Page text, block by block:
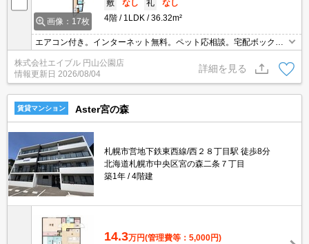
画像：17枚
敷 なし 礼
なし
4階
1LDK 36.32m²
エアコン付き。インターネット無料。ペット応相談。宅配ボックス
あり。オートロック。システムキッチン。シャワー付トイレ。バ
ス・トイレ別。ロードヒーティング。エレベーターあり。初期費用
カード払い可。
株式会社エイブル 円山公園店
情報更新日 2026/08/04
詳細を見る
賃貸マンション Aster宮の森
札幌市営地下鉄東西線/西２８丁目駅 徒歩8分
北海道札幌市中央区宮の森二条７丁目
築1年
4階建
14.3万円(管理費等：5,000円)